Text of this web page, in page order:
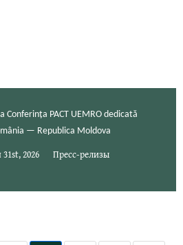
Conferința PACT UEMRO dedicată
— Republica Moldova
2026 Пресс-релизы